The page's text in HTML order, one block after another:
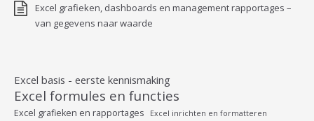
Excel grafieken, dashboards en management rapportages –
van gegevens naar waarde
Excel basis - eerste kennismaking
Excel formules en functies
Excel grafieken en rapportages Excel inrichten en formatteren